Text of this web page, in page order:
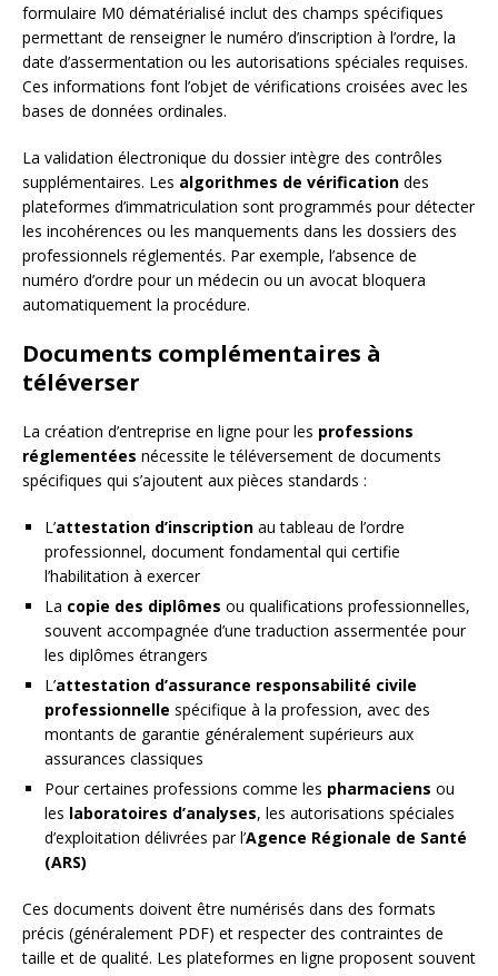
formulaire M0 dématérialisé inclut des champs spécifiques
permettant de renseigner le numéro d’inscription à l’ordre, la
date d’assermentation ou les autorisations spéciales requises.
Ces informations font l’objet de vérifications croisées avec les
bases de données ordinales.
La validation électronique du dossier intègre des contrôles
supplémentaires. Les algorithmes de vérification des
plateformes d’immatriculation sont programmés pour détecter
les incohérences ou les manquements dans les dossiers des
professionnels réglementés. Par exemple, l’absence de
numéro d’ordre pour un médecin ou un avocat bloquera
automatiquement la procédure.
Documents complémentaires à
téléverser
La création d’entreprise en ligne pour les professions
réglementées nécessite le téléversement de documents
spécifiques qui s’ajoutent aux pièces standards :
L’attestation d’inscription au tableau de l’ordre
professionnel, document fondamental qui certifie
l’habilitation à exercer
La copie des diplômes ou qualifications professionnelles,
souvent accompagnée d’une traduction assermentée pour
les diplômes étrangers
L’attestation d’assurance responsabilité civile
professionnelle spécifique à la profession, avec des
montants de garantie généralement supérieurs aux
assurances classiques
Pour certaines professions comme les pharmaciens ou
les laboratoires d’analyses, les autorisations spéciales
d’exploitation délivrées par l’Agence Régionale de Santé
(ARS)
Ces documents doivent être numérisés dans des formats
précis (généralement PDF) et respecter des contraintes de
taille et de qualité. Les plateformes en ligne proposent souvent